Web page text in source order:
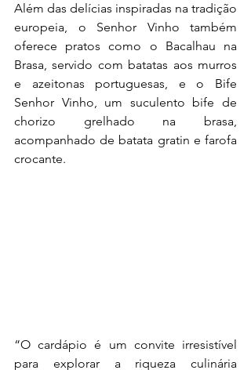
Além das delícias inspiradas na tradição
europeia, o Senhor Vinho também
oferece pratos como o Bacalhau na
Brasa, servido com batatas aos murros
e azeitonas portuguesas, e o Bife
Senhor Vinho, um suculento bife de
chorizo grelhado na brasa,
acompanhado de batata gratin e farofa
crocante.
“O cardápio é um convite irresistível
para explorar a riqueza culinária